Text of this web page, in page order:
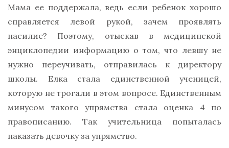
Мама ее поддержала, ведь если ребенок хорошо
справляется левой рукой, зачем проявлять
насилие? Поэтому, отыскав в медицинской
энциклопедии информацию о том, что левшу не
нужно переучивать, отправилась к директору
школы. Елка стала единственной ученицей,
которую не трогали в этом вопросе. Единственным
минусом такого упрямства стала оценка 4 по
правописанию. Так учительница попыталась
наказать девочку за упрямство.